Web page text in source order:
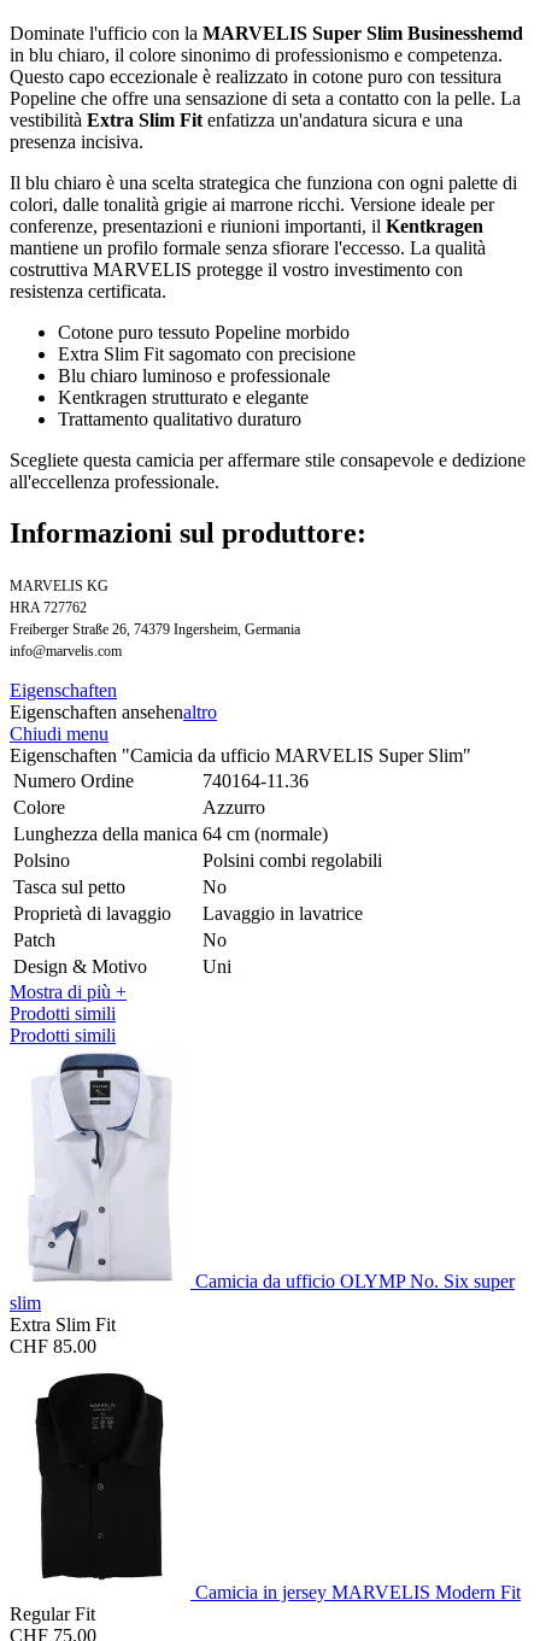
Dominate l'ufficio con la MARVELIS Super Slim Businesshemd
in blu chiaro, il colore sinonimo di professionismo e competenza.
Questo capo eccezionale è realizzato in cotone puro con tessitura
Popeline che offre una sensazione di seta a contatto con la pelle. La
vestibilità Extra Slim Fit enfatizza un'andatura sicura e una
presenza incisiva.
Il blu chiaro è una scelta strategica che funziona con ogni palette di
colori, dalle tonalità grigie ai marrone ricchi. Versione ideale per
conferenze, presentazioni e riunioni importanti, il Kentkragen
mantiene un profilo formale senza sfiorare l'eccesso. La qualità
costruttiva MARVELIS protegge il vostro investimento con
resistenza certificata.
Cotone puro tessuto Popeline morbido
Extra Slim Fit sagomato con precisione
Blu chiaro luminoso e professionale
Kentkragen strutturato e elegante
Trattamento qualitativo duraturo
Scegliete questa camicia per affermare stile consapevole e dedizione
all'eccellenza professionale.
Informazioni sul produttore:
MARVELIS KG
HRA 727762
Freiberger Straße 26, 74379 Ingersheim, Germania
info@marvelis.com
Eigenschaften
Eigenschaften ansehenaltro
Chiudi menu
Eigenschaften "Camicia da ufficio MARVELIS Super Slim"
Numero Ordine
740164-11.36
Colore
Azzurro
Lunghezza della manica 64 cm (normale)
Polsino
Polsini combi regolabili
Tasca sul petto
No
Proprietà di lavaggio
Lavaggio in lavatrice
Patch
No
Design & Motivo
Uni
Mostra di più +
Prodotti simili
Prodotti simili
Camicia da ufficio OLYMP No. Six super
slim
Extra Slim Fit
CHF 85.00
Camicia in jersey MARVELIS Modern Fit
Regular Fit
CHF 75.00